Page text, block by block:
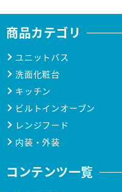
商品カテゴリ
ユニットバス
洗面化粧台
キッチン
ビルトインオーブン
レンジフード
内装・外装
コンテンツ一覧